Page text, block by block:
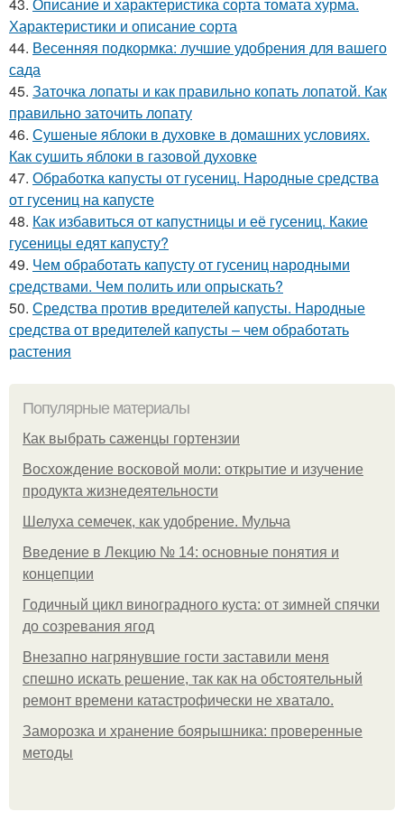
43. Описание и характеристика сорта томата хурма.
Характеристики и описание сорта
44. Весенняя подкормка: лучшие удобрения для вашего
сада
45. Заточка лопаты и как правильно копать лопатой. Как
правильно заточить лопату
46. Сушеные яблоки в духовке в домашних условиях.
Как сушить яблоки в газовой духовке
47. Обработка капусты от гусениц. Народные средства
от гусениц на капусте
48. Как избавиться от капустницы и её гусениц. Какие
гусеницы едят капусту?
49. Чем обработать капусту от гусениц народными
средствами. Чем полить или опрыскать?
50. Средства против вредителей капусты. Народные
средства от вредителей капусты – чем обработать
растения
Популярные материалы
Как выбрать саженцы гортензии
Восхождение восковой моли: открытие и изучение
продукта жизнедеятельности
Шелуха семечек, как удобрение. Мульча
Введение в Лекцию № 14: основные понятия и
концепции
Годичный цикл виноградного куста: от зимней спячки
до созревания ягод
Внезапно нагрянувшие гости заставили меня
спешно искать решение, так как на обстоятельный
ремонт времени катастрофически не хватало.
Заморозка и хранение боярышника: проверенные
методы